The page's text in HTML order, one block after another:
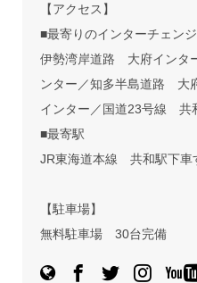
【アクセス】
■最寄りのインターチェンジ
伊勢湾岸道路 大府インタ
ンター／知多半島道路 大
インター／国道23号線 共
■最寄駅
JR東海道本線 共和駅下車
【駐車場】
無料駐車場 30台完備